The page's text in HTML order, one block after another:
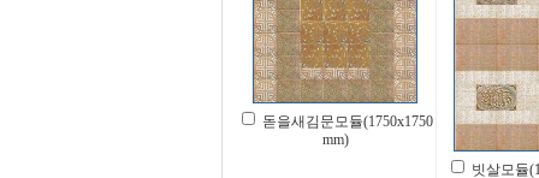
돋을새김문모듈(1750x1750
mm)
빗살모듈